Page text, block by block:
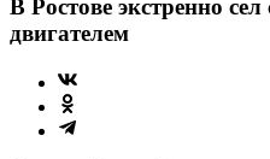
В Ростове экстренно
двигателем